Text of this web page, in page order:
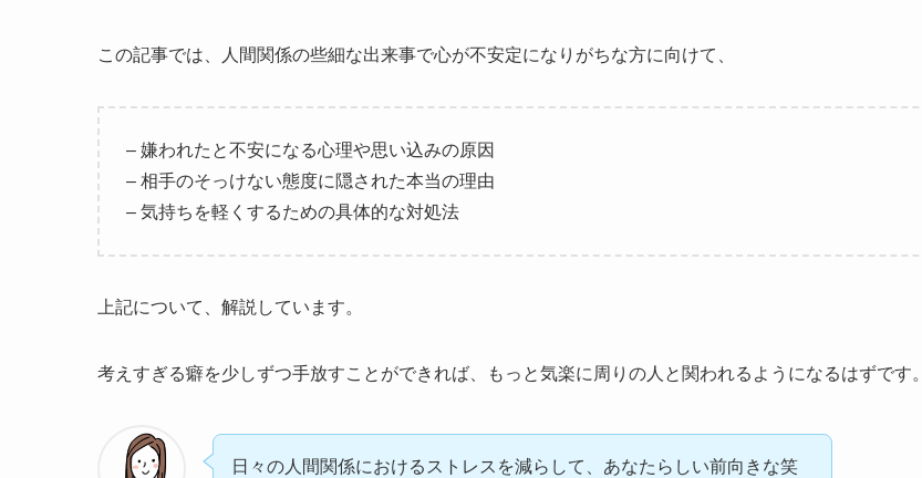
この記事では、人間関係の些細な出来事で心が不安定になりがちな方に向けて、
– 嫌われたと不安になる心理や思い込みの原因
– 相手のそっけない態度に隠された本当の理由
– 気持ちを軽くするための具体的な対処法
上記について、解説しています。
考えすぎる癖を少しずつ手放すことができれば、もっと気楽に周りの人と関われるようになるはずです。
日々の人間関係におけるストレスを減らして、あなたらしい前向きな笑